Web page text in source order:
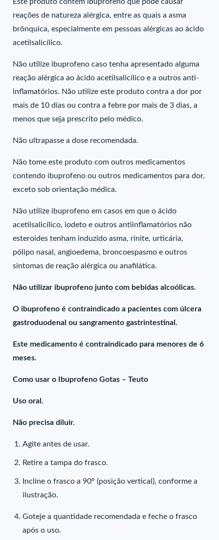
reações de natureza alérgica, entre as quais a asma
brônquica, especialmente em pessoas alérgicas ao ácido
acetilsalicílico.
Não utilize ibuprofeno caso tenha apresentado alguma
reação alérgica ao ácido acetilsalicílico e a outros anti-
inflamatórios. Não utilize este produto contra a dor por
mais de 10 dias ou contra a febre por mais de 3 dias, a
menos que seja prescrito pelo médico.
Não ultrapasse a dose recomendada.
Não tome este produto com outros medicamentos
contendo ibuprofeno ou outros medicamentos para dor,
exceto sob orientação médica.
Não utilize ibuprofeno em casos em que o ácido
acetilsalicílico, iodeto e outros antiinflamatórios não
esteroides tenham induzido asma, rinite, urticária,
pólipo nasal, angioedema, broncoespasmo e outros
sintomas de reação alérgica ou anafilática.
Não utilizar ibuprofeno junto com bebidas alcoólicas.
O ibuprofeno é contraindicado a pacientes com úlcera
gastroduodenal ou sangramento gastrintestinal.
Este medicamento é contraindicado para menores de 6
meses.
Como usar o Ibuprofeno Gotas – Teuto
Uso oral.
Não precisa diluir.
Agite antes de usar.
Retire a tampa do frasco.
Incline o frasco a 90° (posição vertical), conforme a
ilustração.
Goteje a quantidade recomendada e feche o frasco
após o uso.